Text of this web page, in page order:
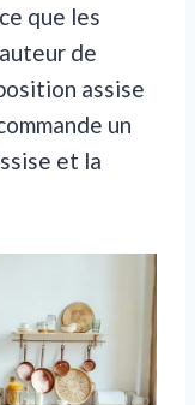
que les
de
assise
un
et la